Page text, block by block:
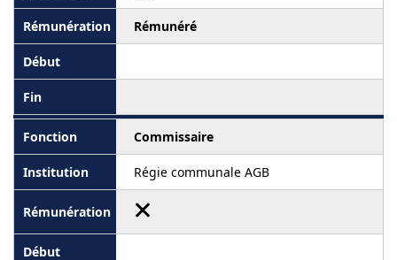
Rémunéré
Commissaire
Régie communale AGB